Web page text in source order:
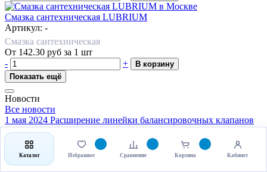
Смазка сантехническая LUBRIUM
Артикул: -
Смазка сантехническая
От 142.30 руб за 1 шт
-
+
В корзину
Показать ещё
Новости
Все новости
1 мая 2024 Расширение линейки балансировочных клапанов
MNF-R 10 января 2024 Контроллеры Ридан ECL-3R новые
возможности
2 ноября 2023
Новинка завода LD Pride
Все новости
Обзоры и советы
Каталог Избранное Сравнение Корзина Кабинет